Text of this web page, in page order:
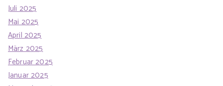
Juli 2025
Mai 2025
April 2025
März 2025
Februar 2025
Januar 2025